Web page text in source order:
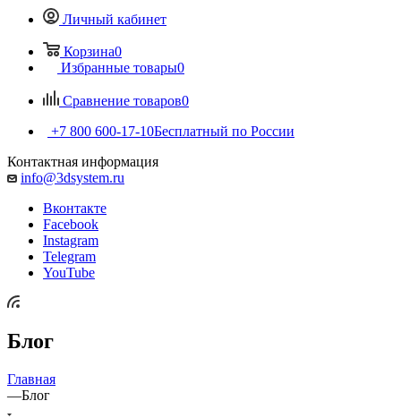
Личный кабинет
Корзина0
Избранные товары0
Сравнение товаров0
+7 800 600-17-10Бесплатный по России
Контактная информация
info@3dsystem.ru
Вконтакте
Facebook
Instagram
Telegram
YouTube
Блог
Главная
—Блог